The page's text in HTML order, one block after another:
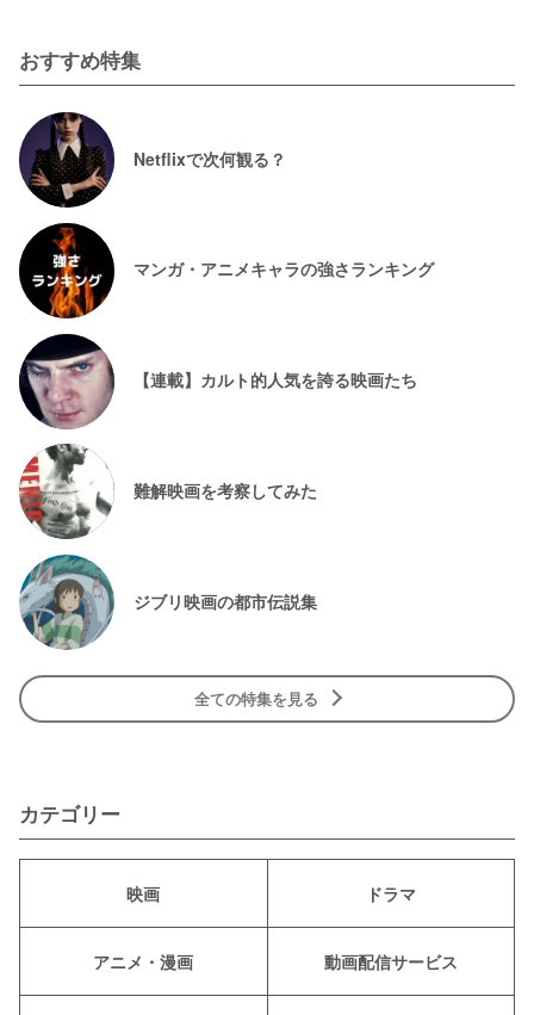
おすすめ特集
Netflixで次何観る？
マンガ・アニメキャラの強さランキング
【連載】カルト的人気を誇る映画たち
難解映画を考察してみた
ジブリ映画の都市伝説集
全ての特集を見る
カテゴリー
映画 ドラマ
アニメ・漫画 動画配信サービス